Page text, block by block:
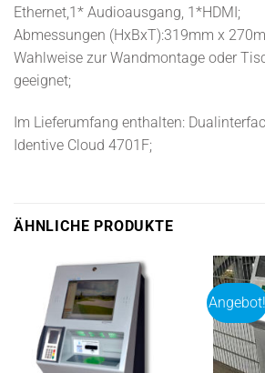
Ethernet,1* Audioausgang, 1*HDMI;
Abmessungen (HxBxT):319mm x
Wahlweise zur Wandmontage oder
geeignet;
Im Lieferumfang enthalten:
Identive Cloud 4701F;
ÄHNLICHE PRODUKTE